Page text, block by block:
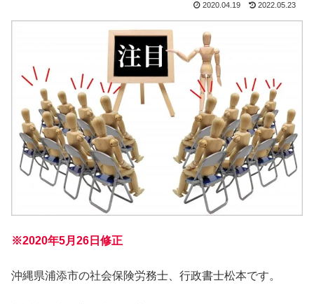
2020.04.19 2022.05.23
※2020年5月26日修正
沖縄県浦添市の社会保険労務士、行政書士松本です。